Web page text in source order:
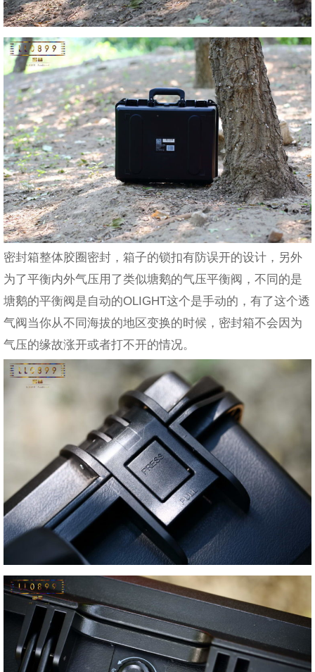
密封箱整体胶圈密封，箱子的锁扣有防误开的设计，另外
为了平衡内外气压用了类似塘鹅的气压平衡阀，不同的是
塘鹅的平衡阀是自动的OLIGHT这个是手动的，有了这个透
气阀当你从不同海拔的地区变换的时候，密封箱不会因为
气压的缘故涨开或者打不开的情况。